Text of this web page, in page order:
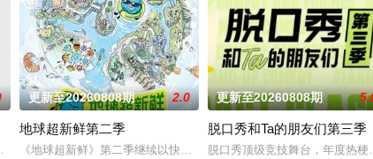
第三调解室是国内第一档具有法律效力的排解矛盾、化解纠纷的电视
更新至20260808期 2.0
地球超新鲜第二季
《地球超新鲜》第二季继续以快乐解压为核心基调，开启“地球团”
更新至20260808期
脱口秀和Ta的朋友们第三季
脱口秀顶级竞技舞台，年度热梗